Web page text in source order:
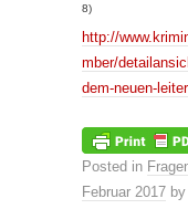
8)
http://
mber/
dem-neuen-
Posted in
Februar 2017 by